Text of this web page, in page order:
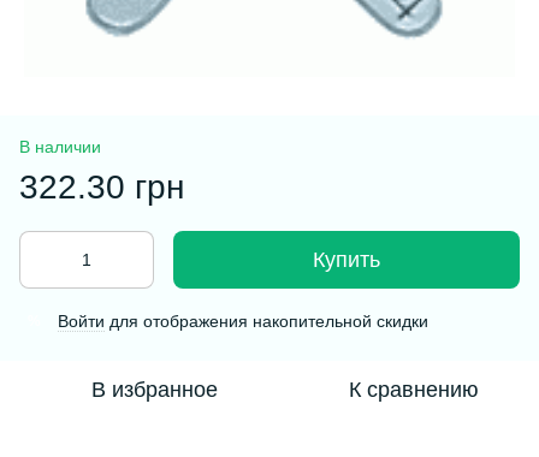
В наличии
322.30 грн
Купить
Войти для отображения накопительной скидки
В избранное К сравнению